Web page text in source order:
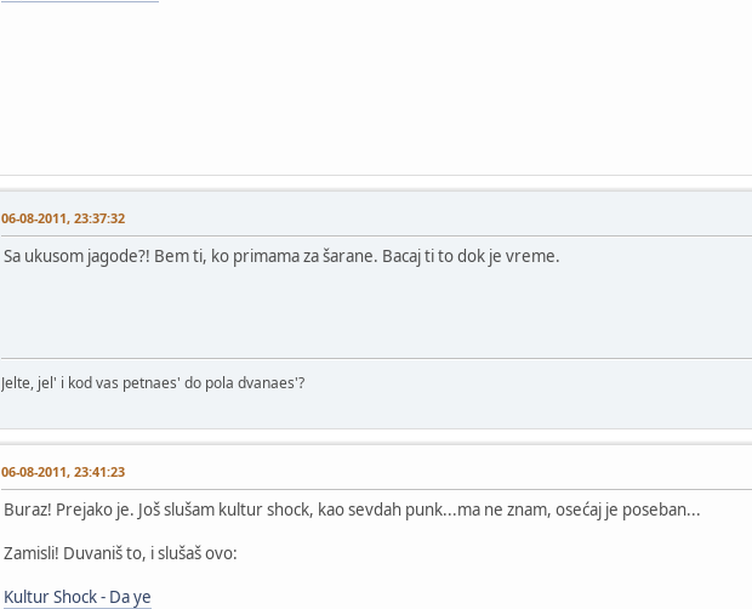
06-08-2011, 23:37:32
Sa ukusom jagode?! Bem ti, ko primama za šarane. Bacaj ti to dok je vreme.
Jelte, jel' i kod vas petnaes' do pola dvanaes'?
06-08-2011, 23:41:23
Buraz! Prejako je. Još slušam kultur shock, kao sevdah punk...ma ne znam, osećaj je poseban...
Zamisli! Duvaniš to, i slušaš ovo:
Kultur Shock - Da ye